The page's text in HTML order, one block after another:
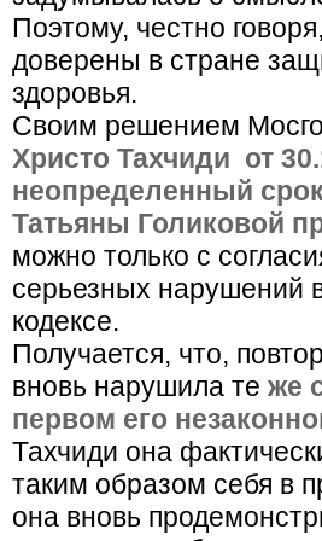
Поэтому, честно
доверены в стране
здоровья.
Своим решением
Христо Тахчиди от
неопределенный
Татьяны Голиковой
можно только с
серьезных нарушений
кодексе.
Получается, что,
вновь нарушила те же
первом его
Тахчиди она
таким образом себя в
она вновь